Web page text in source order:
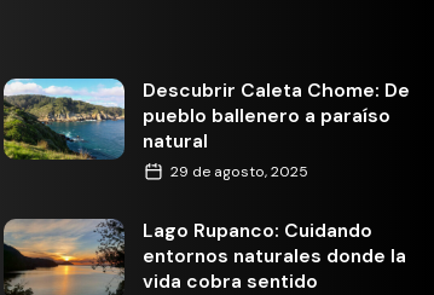
Descubrir Caleta Chome: De
pueblo ballenero a paraíso
natural
29 de agosto, 2025
Lago Rupanco: Cuidando
entornos naturales donde la
vida cobra sentido